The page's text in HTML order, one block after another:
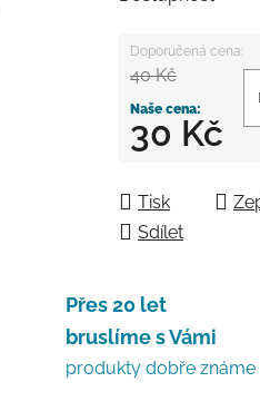
40 Kč
30 Kč
Tisk
Sdílet
Přes 20 let
bruslíme s Vámi
produkty dobře známe